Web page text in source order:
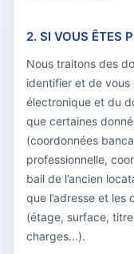
2. SI VOUS ÊTES
Nous traitons des
identifier et de
électronique et du
que certaines
(coordonnées
professionnelle,
bail de l’ancien
que l’adresse et
(étage, surface,
charges...).